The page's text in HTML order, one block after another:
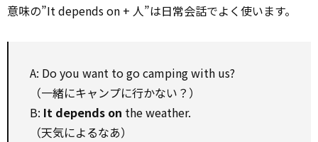
意味の”It depends on + 人”は日常会話でよく使います。
A: Do you want to go camping with us?
（一緒にキャンプに行かない？）
B: It depends on the weather.
（天気によるなあ）